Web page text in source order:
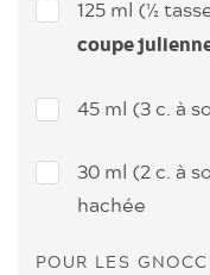
125 ml (½
coupe
45 ml (3 c. à
30 ml (2 c. à
hachée
POUR LES